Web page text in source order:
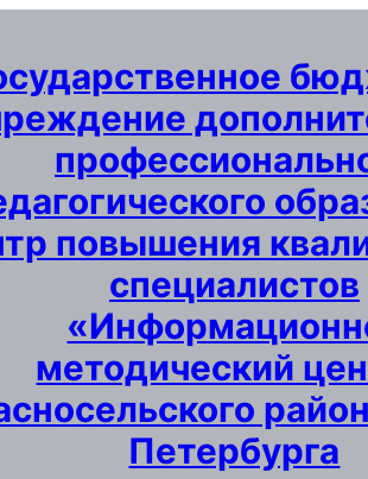
повышения
специалистов
методический
Петербурга